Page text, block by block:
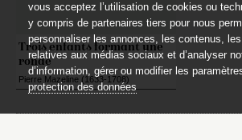
Trois enfants formant une
ronde
Pierre Mazeline (1633-1708)
vous acceptez l’utilisation de cookies ou
y compris de partenaires tiers pour nous
personnaliser les annonces, les contenus,
relatives aux médias sociaux et d’analyser
d’information, gérer ou modifier les
protection des données